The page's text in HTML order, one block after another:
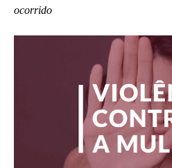
ocorrido